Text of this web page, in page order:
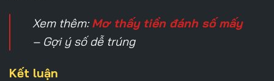
Xem thêm:Mơ thấy tiền đánh số mấy
– Gợi ý số dễ trúng
Kết luận